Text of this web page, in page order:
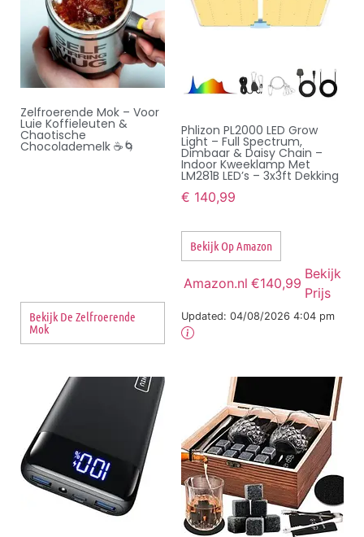
Zelfroerende Mok – Voor
Luie Koffieleuten &
Chaotische
Chocolademelk ☕🌀
Bekijk De Zelfroerende
Mok
Phlizon PL2000 LED Grow
Light – Full Spectrum,
Dimbaar & Daisy Chain –
Indoor Kweeklamp Met
LM281B LED’s – 3x3ft Dekking
€ 140,99
Bekijk Op Amazon
Amazon.nl €140,99
Bekijk
Prijs
Updated: 04/08/2026 4:04 pm